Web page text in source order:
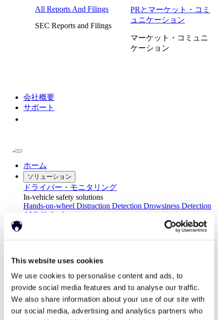
This website uses cookies
We use cookies to personalise content and ads, to
provide social media features and to analyse our traffic.
We also share information about your use of our site with
our social media, advertising and analytics partners who
All Reports And Filings
SEC Reports and Filings
PRとマーケット・コミ
ュニケーション
マーケット・コミュニ
ケーション
会社概要
サポート
ホーム
ソリューション
ドライバー・モニタリング
In-vehicle safety solutions
Hands-on-wheel Distraction Detection Drowsiness Detection
AI Self-checkout
Real-time computer vision for self-checkout systems
Dynamic Advertising
Seatbelt Usage Detection Digital Mirror Augmentation
ニュース
ニュース
The Latest Neonode Updates
サクセスストーリー
Read about our projects